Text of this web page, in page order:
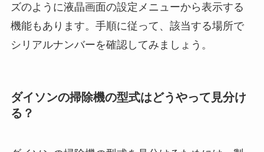
ズのように液晶画面の設定メニューから表示する
機能もあります。手順に従って、該当する場所で
シリアルナンバーを確認してみましょう。
ダイソンの掃除機の型式はどうやって見分け
る？